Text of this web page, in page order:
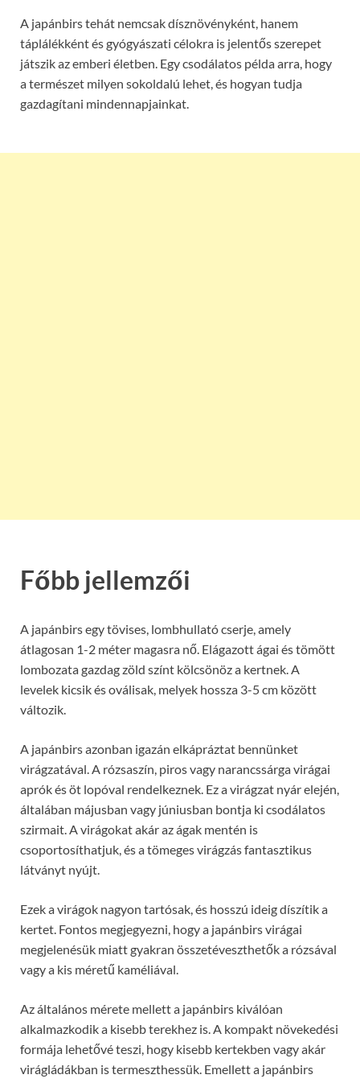
A japánbirs tehát nemcsak dísznövényként, hanem
táplálékként és gyógyászati célokra is jelentős szerepet
játszik az emberi életben. Egy csodálatos példa arra, hogy
a természet milyen sokoldalú lehet, és hogyan tudja
gazdagítani mindennapjainkat.
Főbb jellemzői
A japánbirs egy tövises, lombhullató cserje, amely
átlagosan 1-2 méter magasra nő. Elágazott ágai és tömött
lombozata gazdag zöld színt kölcsönöz a kertnek. A
levelek kicsik és oválisak, melyek hossza 3-5 cm között
változik.
A japánbirs azonban igazán elkápráztat bennünket
virágzatával. A rózsaszín, piros vagy narancssárga virágai
aprók és öt lopóval rendelkeznek. Ez a virágzat nyár elején,
általában májusban vagy júniusban bontja ki csodálatos
szirmait. A virágokat akár az ágak mentén is
csoportosíthatjuk, és a tömeges virágzás fantasztikus
látványt nyújt.
Ezek a virágok nagyon tartósak, és hosszú ideig díszítik a
kertet. Fontos megjegyezni, hogy a japánbirs virágai
megjelenésük miatt gyakran összetéveszthetők a rózsával
vagy a kis méretű kaméliával.
Az általános mérete mellett a japánbirs kiválóan
alkalmazkodik a kisebb terekhez is. A kompakt növekedési
formája lehetővé teszi, hogy kisebb kertekben vagy akár
virágládákban is termeszthessük. Emellett a japánbirs